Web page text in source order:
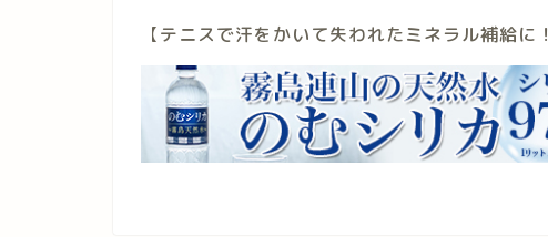
【テニスで汗をかいて失われたミネラル補給に！